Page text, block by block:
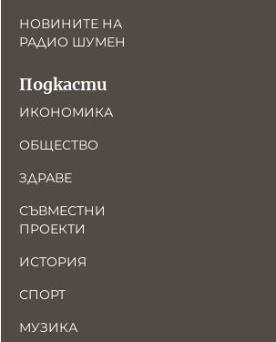
НОВИНИТЕ НА
РАДИО ШУМЕН
Подкасти
ИКОНОМИКА
ОБЩЕСТВО
ЗДРАВЕ
СЪВМЕСТНИ
ПРОЕКТИ
ИСТОРИЯ
СПОРТ
МУЗИКА